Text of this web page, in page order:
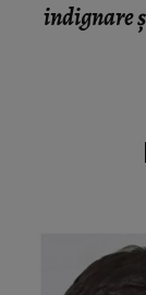
indignare